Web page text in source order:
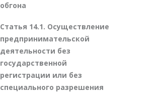
обгона
Статья 14.1. Осуществление
предпринимательской
деятельности без
государственной
регистрации или без
специального разрешения